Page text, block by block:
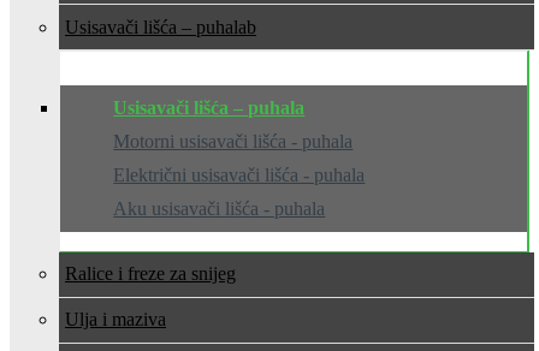
Usisavači lišća – puhala
Usisavači lišća – puhala
Motorni usisavači lišća - puhala
Električni usisavači lišća - puhala
Aku usisavači lišća - puhala
Ralice i freze za snijeg
Ulja i maziva